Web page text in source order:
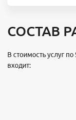
СОСТАВ
В стоимость услуг
входит: